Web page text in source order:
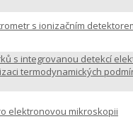
s ionizačním
s integrovanou detekcí
termodynamických
elektronovou mikroskopii